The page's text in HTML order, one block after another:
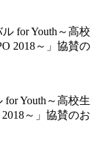
for Youth～高校生
～」協賛のお